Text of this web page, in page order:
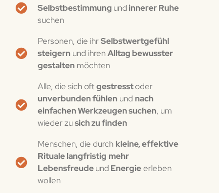
Selbstbestimmung und innerer Ruhe
suchen
Personen, die ihrSelbstwertgefühl
steigern und ihrenAlltag bewusster
gestalten möchten
Alle, die sich oftgestresstoder
unverbunden fühlen und nach
einfachen Werkzeugen suchen, um
wieder zusich zu finden
Menschen, die durch kleine, effektive
Rituale langfristig mehr
Lebensfreudeund Energieerleben
wollen